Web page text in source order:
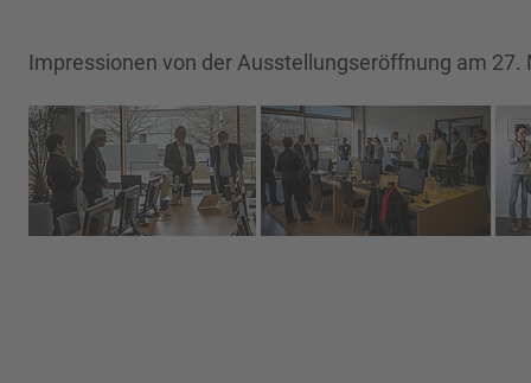
Impressionen von der Ausstellungseröffnung am 27.